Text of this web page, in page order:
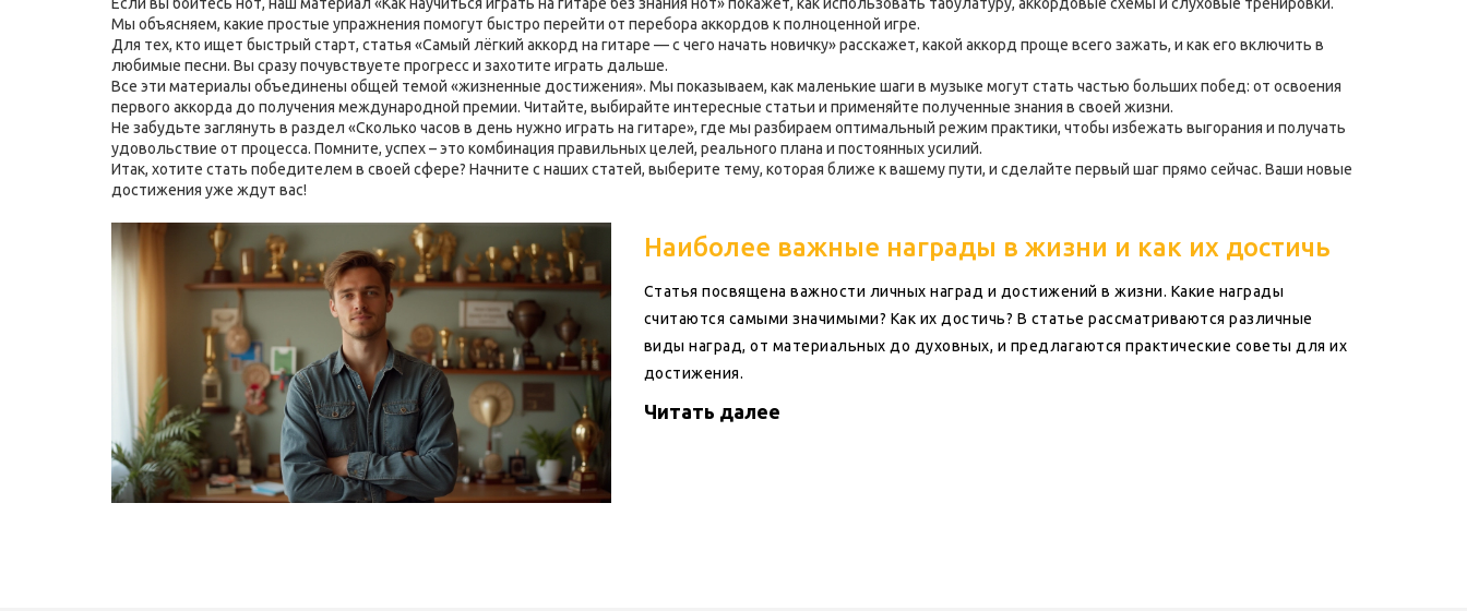
Мы объясняем, какие простые упражнения помогут быстро перейти от перебора аккордов к полноценной игре.
Для тех, кто ищет быстрый старт, статья «Самый лёгкий аккорд на гитаре — с чего начать новичку» расскажет, какой аккорд проще всего зажать, и как его включить в
любимые песни. Вы сразу почувствуете прогресс и захотите играть дальше.
Все эти материалы объединены общей темой «жизненные достижения». Мы показываем, как маленькие шаги в музыке могут стать частью больших побед: от освоения
первого аккорда до получения международной премии. Читайте, выбирайте интересные статьи и применяйте полученные знания в своей жизни.
Не забудьте заглянуть в раздел «Сколько часов в день нужно играть на гитаре», где мы разбираем оптимальный режим практики, чтобы избежать выгорания и получать
удовольствие от процесса. Помните, успех – это комбинация правильных целей, реального плана и постоянных усилий.
Итак, хотите стать победителем в своей сфере? Начните с наших статей, выберите тему, которая ближе к вашему пути, и сделайте первый шаг прямо сейчас. Ваши новые
достижения уже ждут вас!
Наиболее важные награды в жизни и как их достичь
Статья посвящена важности личных наград и достижений в жизни. Какие награды
считаются самыми значимыми? Как их достичь? В статье рассматриваются различные
виды наград, от материальных до духовных, и предлагаются практические советы для их
достижения.
Читать далее